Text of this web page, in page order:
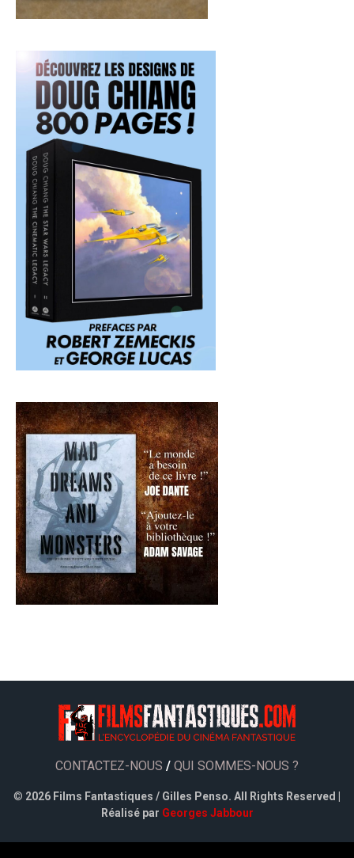
CONTACTEZ-NOUS / QUI SOMMES-NOUS ?
© 2026 Films Fantastiques / Gilles Penso. All Rights Reserved |
Réalisé par Georges Jabbour